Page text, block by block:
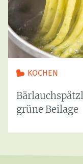
KOCHEN
grüne Beilage